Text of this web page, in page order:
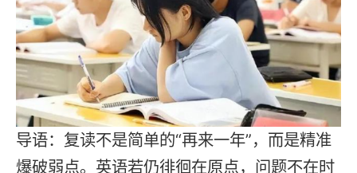
导语： 复读不是简单的“再来一年”，而是精准
爆破弱点。英语若仍徘徊在原点，问题不在时